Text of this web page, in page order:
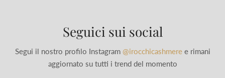
Seguici sui social
Segui il nostro profilo Instagram @irocchicashmeree rimani
aggiornato su tutti i trend del momento